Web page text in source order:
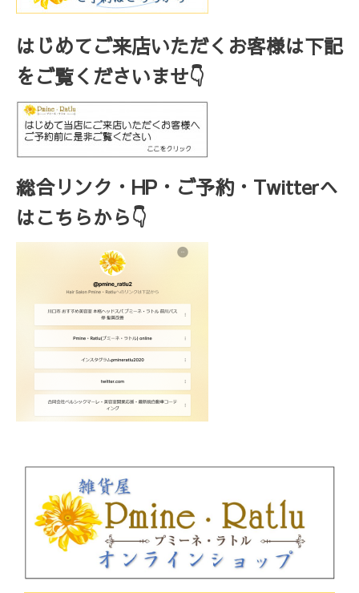
はじめてご来店いただくお客様は下記
をご覧くださいませ👇
総合リンク・HP・ご予約・Twitterへ
はこちらから👇